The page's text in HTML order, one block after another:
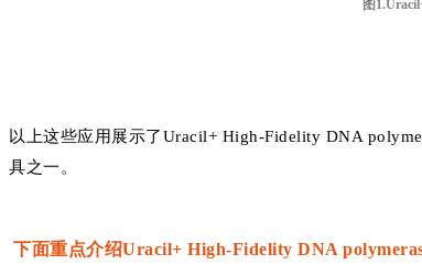
图
以上这些应用展示了Uracil+ High-Fidelity DNA
具之一。
下面重点介绍Uracil+ High-Fidelity DNA